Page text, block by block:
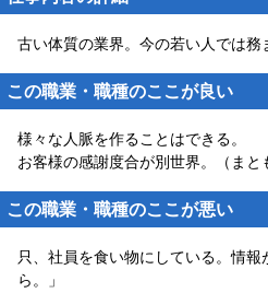
古い体質の業界。今の若い人では務
この職業・職種のここが良い
様々な人脈を作ることはできる。
お客様の感謝度合が別世界。（まと
この職業・職種のここが悪い
只、社員を食い物にしている。情
ら。」